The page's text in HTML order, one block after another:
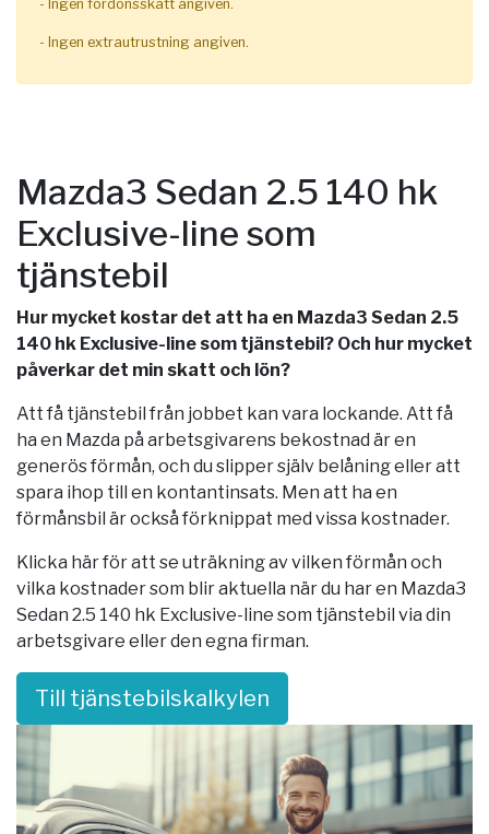
- Ingen fordonsskatt angiven.
- Ingen extrautrustning angiven.
Mazda3 Sedan 2.5 140 hk
Exclusive-line som
tjänstebil
Hur mycket kostar det att ha en Mazda3 Sedan 2.5
140 hk Exclusive-line som tjänstebil? Och hur mycket
påverkar det min skatt och lön?
Att få tjänstebil från jobbet kan vara lockande. Att få
ha en Mazda på arbetsgivarens bekostnad är en
generös förmån, och du slipper själv belåning eller att
spara ihop till en kontantinsats. Men att ha en
förmånsbil är också förknippat med vissa kostnader.
Klicka här för att se uträkning av vilken förmån och
vilka kostnader som blir aktuella när du har en Mazda3
Sedan 2.5 140 hk Exclusive-line som tjänstebil via din
arbetsgivare eller den egna firman.
Till tjänstebilskalkylen